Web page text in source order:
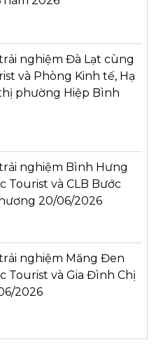
nghiệm Đà Lạt cùng
và Phòng Kinh tế, Hạ
phường Hiệp Bình
nghiệm Bình Hưng
Tourist và CLB Bước
20/06/2026
nghiệm Măng Đen
Tourist và Gia Đình Chị
2026